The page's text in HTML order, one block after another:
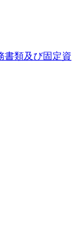
書類及び固定資